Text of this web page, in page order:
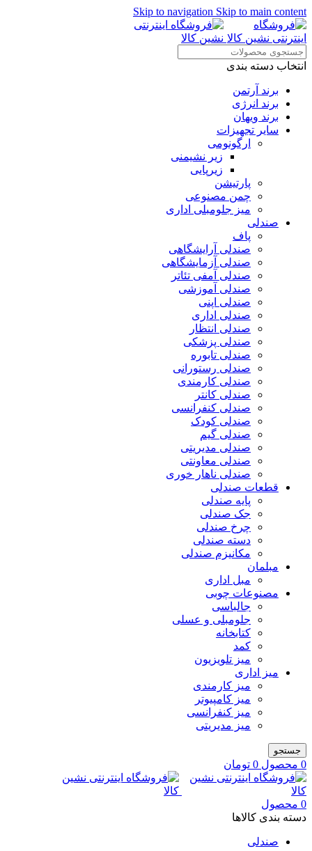
Skip to navigation Skip to main content
انتخاب دسته بندی
برند آرتمن
برند انرژی
برند ویهان
سایر تجهیزات
ارگونومی
زیر نشیمنی
زیرپایی
پارتیشن
چمن مصنوعی
میز جلومبلی اداری
صندلی
پاف
صندلی آرایشگاهی
صندلی آزمایشگاهی
صندلی آمفی تئاتر
صندلی آموزشی
صندلی اپنی
صندلی اداری
صندلی انتظار
صندلی پزشکی
صندلی تابوره
صندلی رستورانی
صندلی کارمندی
صندلی کانتر
صندلی کنفرانسی
صندلی کودک
صندلی گیم
صندلی مدیریتی
صندلی معاونتی
صندلی ناهار خوری
قطعات صندلی
پایه صندلی
جک صندلی
چرخ صندلی
دسته صندلی
مکانیزم صندلی
مبلمان
مبل اداری
مصنوعات چوبی
جالباسی
جلومبلی و عسلی
کتابخانه
کمد
میز تلویزیون
میز اداری
میز کارمندی
میز کامپیوتر
میز کنفرانسی
میز مدیریتی
جستجو
0 محصول 0 تومان
0 محصول
دسته بندی کالاها
صندلی